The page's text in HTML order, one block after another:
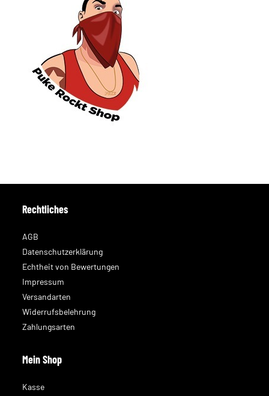
Rechtliches
AGB
Datenschutzerklärung
Echtheit von Bewertungen
Impressum
Versandarten
Widerrufsbelehrung
Zahlungsarten
Mein Shop
Kasse